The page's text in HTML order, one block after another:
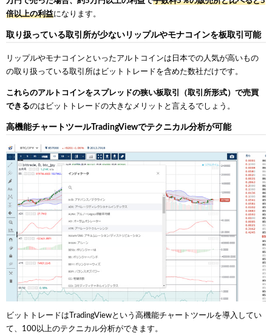
倍以上の利益になります。
取り扱っている取引所が少ないリップルやモナコインを板取引可能
リップルやモナコインといったアルトコインは日本での人気が高いもの
の取り扱っている取引所はビットトレードを含めた数社だけです。
これらのアルトコインをスプレッドの狭い板取引（取引所形式）で売買
できるのはビットトレードの大きなメリットと言えるでしょう。
高機能チャートツールTradingViewでテクニカル分析が可能
ビットトレードはTradingViewという高機能チャートツールを導入してい
て、100以上のテクニカル分析ができます。